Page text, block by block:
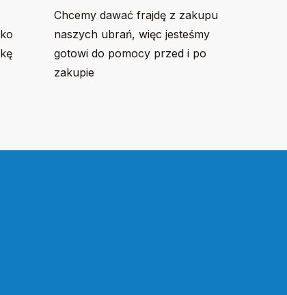
Chcemy dawać frajdę z zakupu
naszych ubrań, więc jesteśmy
gotowi do pomocy przed i po
zakupie